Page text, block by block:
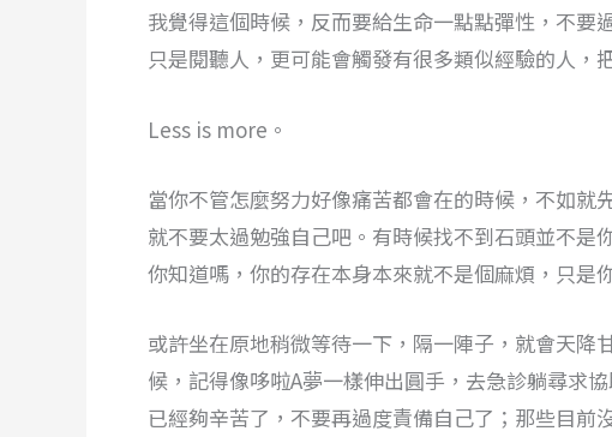
我覺得這個時候，反而要給生命一點點彈性，不要
只是閱聽人，更可能會觸發有很多類似經驗的人，
Less is more。
當你不管怎麼努力好像痛苦都會在的時候，不如就
就不要太過勉強自己吧。有時候找不到石頭並不是
你知道嗎，你的存在本身本來就不是個麻煩，只是
或許坐在原地稍微等待一下，隔一陣子，就會天降
候，記得像哆啦A夢一樣伸出圓手，去急診躺尋求
已經夠辛苦了，不要再過度責備自己了；那些目前